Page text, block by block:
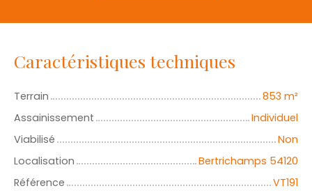
Caractéristiques techniques
Terrain 853 m²
Assainissement
Individuel
Viabilisé
Non
Localisation
Bertrichamps 54120
Référence
VT191